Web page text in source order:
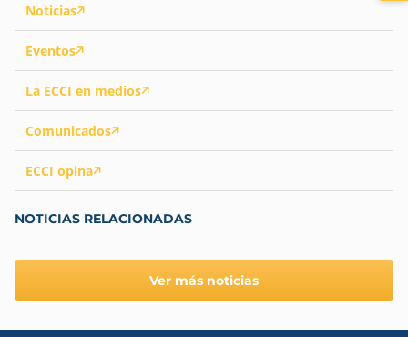
Noticias
Eventos
La ECCI en medios
Comunicados
ECCI opina
NOTICIAS RELACIONADAS
Ver más noticias